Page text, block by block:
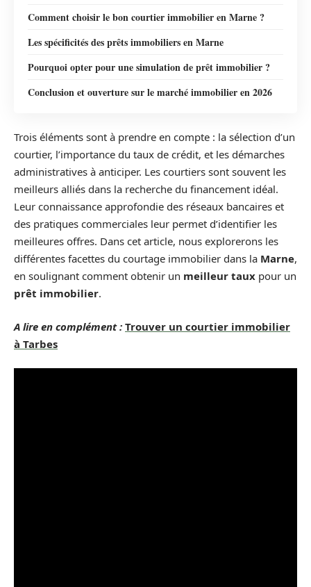
Comment choisir le bon courtier immobilier en Marne ?
Les spécificités des prêts immobiliers en Marne
Pourquoi opter pour une simulation de prêt immobilier ?
Conclusion et ouverture sur le marché immobilier en 2026
Trois éléments sont à prendre en compte : la sélection d’un
courtier, l’importance du taux de crédit, et les démarches
administratives à anticiper. Les courtiers sont souvent les
meilleurs alliés dans la recherche du financement idéal.
Leur connaissance approfondie des réseaux bancaires et
des pratiques commerciales leur permet d’identifier les
meilleures offres. Dans cet article, nous explorerons les
différentes facettes du courtage immobilier dans la Marne,
en soulignant comment obtenir un meilleur taux pour un
prêt immobilier.
A lire en complément : Trouver un courtier immobilier
à Tarbes